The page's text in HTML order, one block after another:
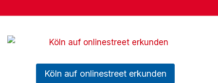
Köln auf onlinestreet erkunden